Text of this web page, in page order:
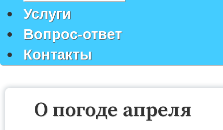
Услуги
Вопрос-ответ
Контакты
О погоде апреля